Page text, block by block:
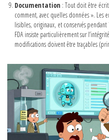
Documentation : Tout doit être
comment, avec quelles données ». Les
lisibles, originaux, et conservés
FDA insiste particulièrement sur
modifications doivent être traçables